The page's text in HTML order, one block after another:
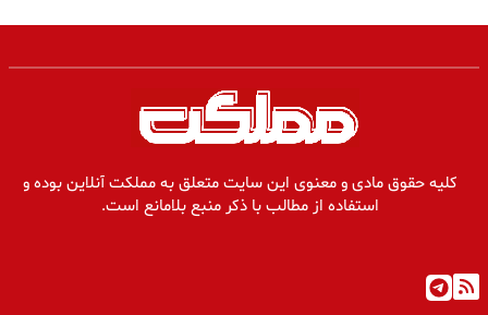
کلیه حقوق مادی و معنوی این سایت متعلق به مملکت آنلاین بوده و
استفاده از مطالب با ذکر منبع بلامانع است.